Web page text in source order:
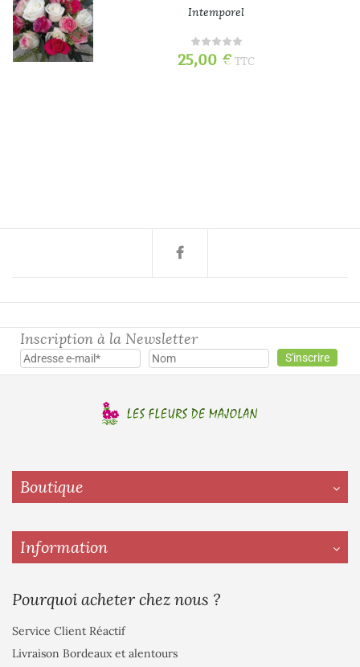
Intemporel
25,00 € TTC
Inscription à la Newsletter
Boutique
Information
Pourquoi acheter chez nous ?
Service Client Réactif
Livraison Bordeaux et alentours